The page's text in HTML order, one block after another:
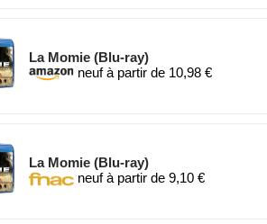
La Momie (Blu-ray)
neuf à partir de 10,98 €
La Momie (Blu-ray)
neuf à partir de 9,10 €